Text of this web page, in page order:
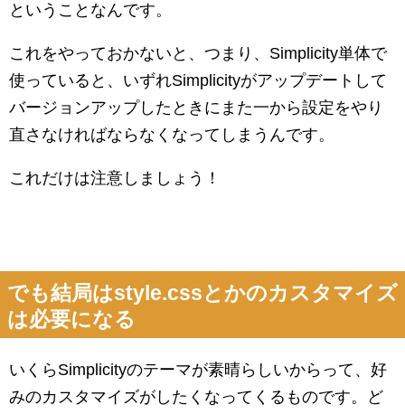
ということなんです。
これをやっておかないと、つまり、Simplicity単体で
使っていると、いずれSimplicityがアップデートして
バージョンアップしたときにまた一から設定をやり
直さなければならなくなってしまうんです。
これだけは注意しましょう！
でも結局はstyle.cssとかのカスタマイズ
は必要になる
いくらSimplicityのテーマが素晴らしいからって、好
みのカスタマイズがしたくなってくるものです。ど